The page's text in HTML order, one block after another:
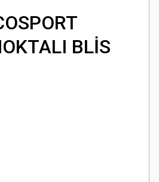
BLİS